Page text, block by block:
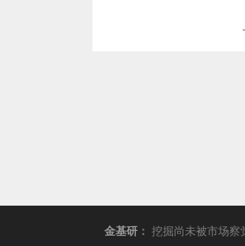
金基研 ： 挖掘尚未被市场察